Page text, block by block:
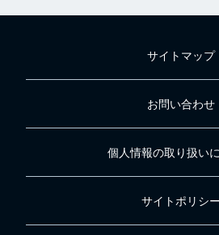
サイトマップ
お問い合わせ
個人情報の取り扱い
サイトポリシー